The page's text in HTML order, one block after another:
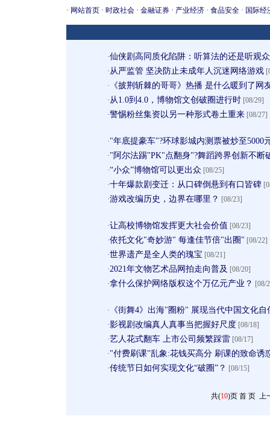
· 网站首页 · 时政社会 · 金融证券 · 产业经济 · 食品安全 · 国际经
·仙侠剧高同质化陷阱：听算法的还是听观
·从严监管 坚决防止未成年人沉迷网络游戏
·
《披荆斩棘的哥哥》热播 是什么暖到了网
·从1.0到4.0，博物馆文创破圈进行时 [08/29]
·警惕粉丝集资以另一种形式卷土重来 [08/27]
·"年底提豪车"?环球影城内测票被炒至5000
·"阿尔法踢"PK"点翻身"?舞蹈跨界创新不断
·“小众”博物馆可以更出众 [08/25]
·十年爆款剧变迁：从口碑倒悬到有口皆碑
·游戏改编历史，边界在哪里？ [08/23]
·让高校博物馆发挥更大社会价值 [08/23]
·依托文化"奇妙游" 每逢佳节倍"出圈" [08/22]
·世界遗产是全人类的瑰宝 [08/21]
·2021年文物艺术品网拍走向普及 [08/20]
·拿什么保护网络版权这个万亿元产业？ [08/
· 《街舞4》出海"圈粉" 展现当代中国文化自
·影视剧改编真人真事当把握好尺度 [08/18]
·艺人花式翻车 上市公司频繁踩雷 [08/17]
·"付费刷课"乱象:花钱买高分 刷课的致命诱
·传统节日如何实现文化“破圈”？ [08/15]
共(10)页 首 页 上